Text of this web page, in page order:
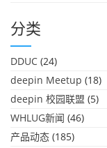
分类
DDUC (24)
deepin Meetup (18)
deepin 校园联盟 (5)
WHLUG新闻 (46)
产品动态 (185)